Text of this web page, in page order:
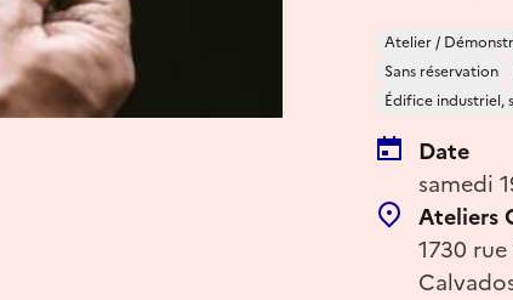
Atelier /
Sans réservation
Édifice industriel,
Date
samedi
Ateliers
1730